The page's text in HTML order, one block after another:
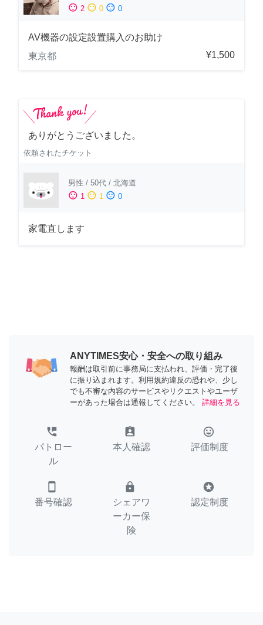
sentiment_satisfied 2 sentiment_neutral 0 sentiment_dissatisfied 0
AV機器の設定設置購入のお助け
東京都
¥1,500
ありがとうございました。
依頼されたチケット
男性 / 50代 / 北海道
sentiment_satisfied 1 sentiment_neutral 1 sentiment_dissatisfied 0
家電直します
ANYTIMES安心・安全への取り組み
報酬は取引前に事務局に支払われ、評価・完了後
に振り込まれます。利用規約違反の恐れや、少し
でも不審な内容のサービスやリクエストやユーザ
ーがあった場合は通報してください。
詳細を見る
perm_phone_msg
パトロー
ル
assignment_ind
本人確認
tag_faces
評価制度
smartphone
番号確認
lock
シェアワ
ーカー保
険
stars
認定制度